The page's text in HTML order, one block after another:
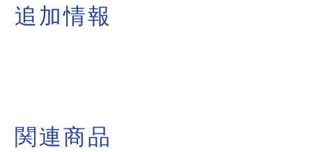
追加情報
関連商品